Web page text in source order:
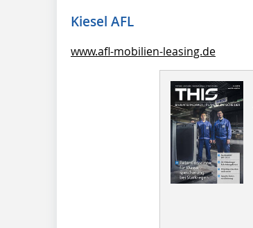
Kiesel AFL
www.afl-mobilien-leasing.de